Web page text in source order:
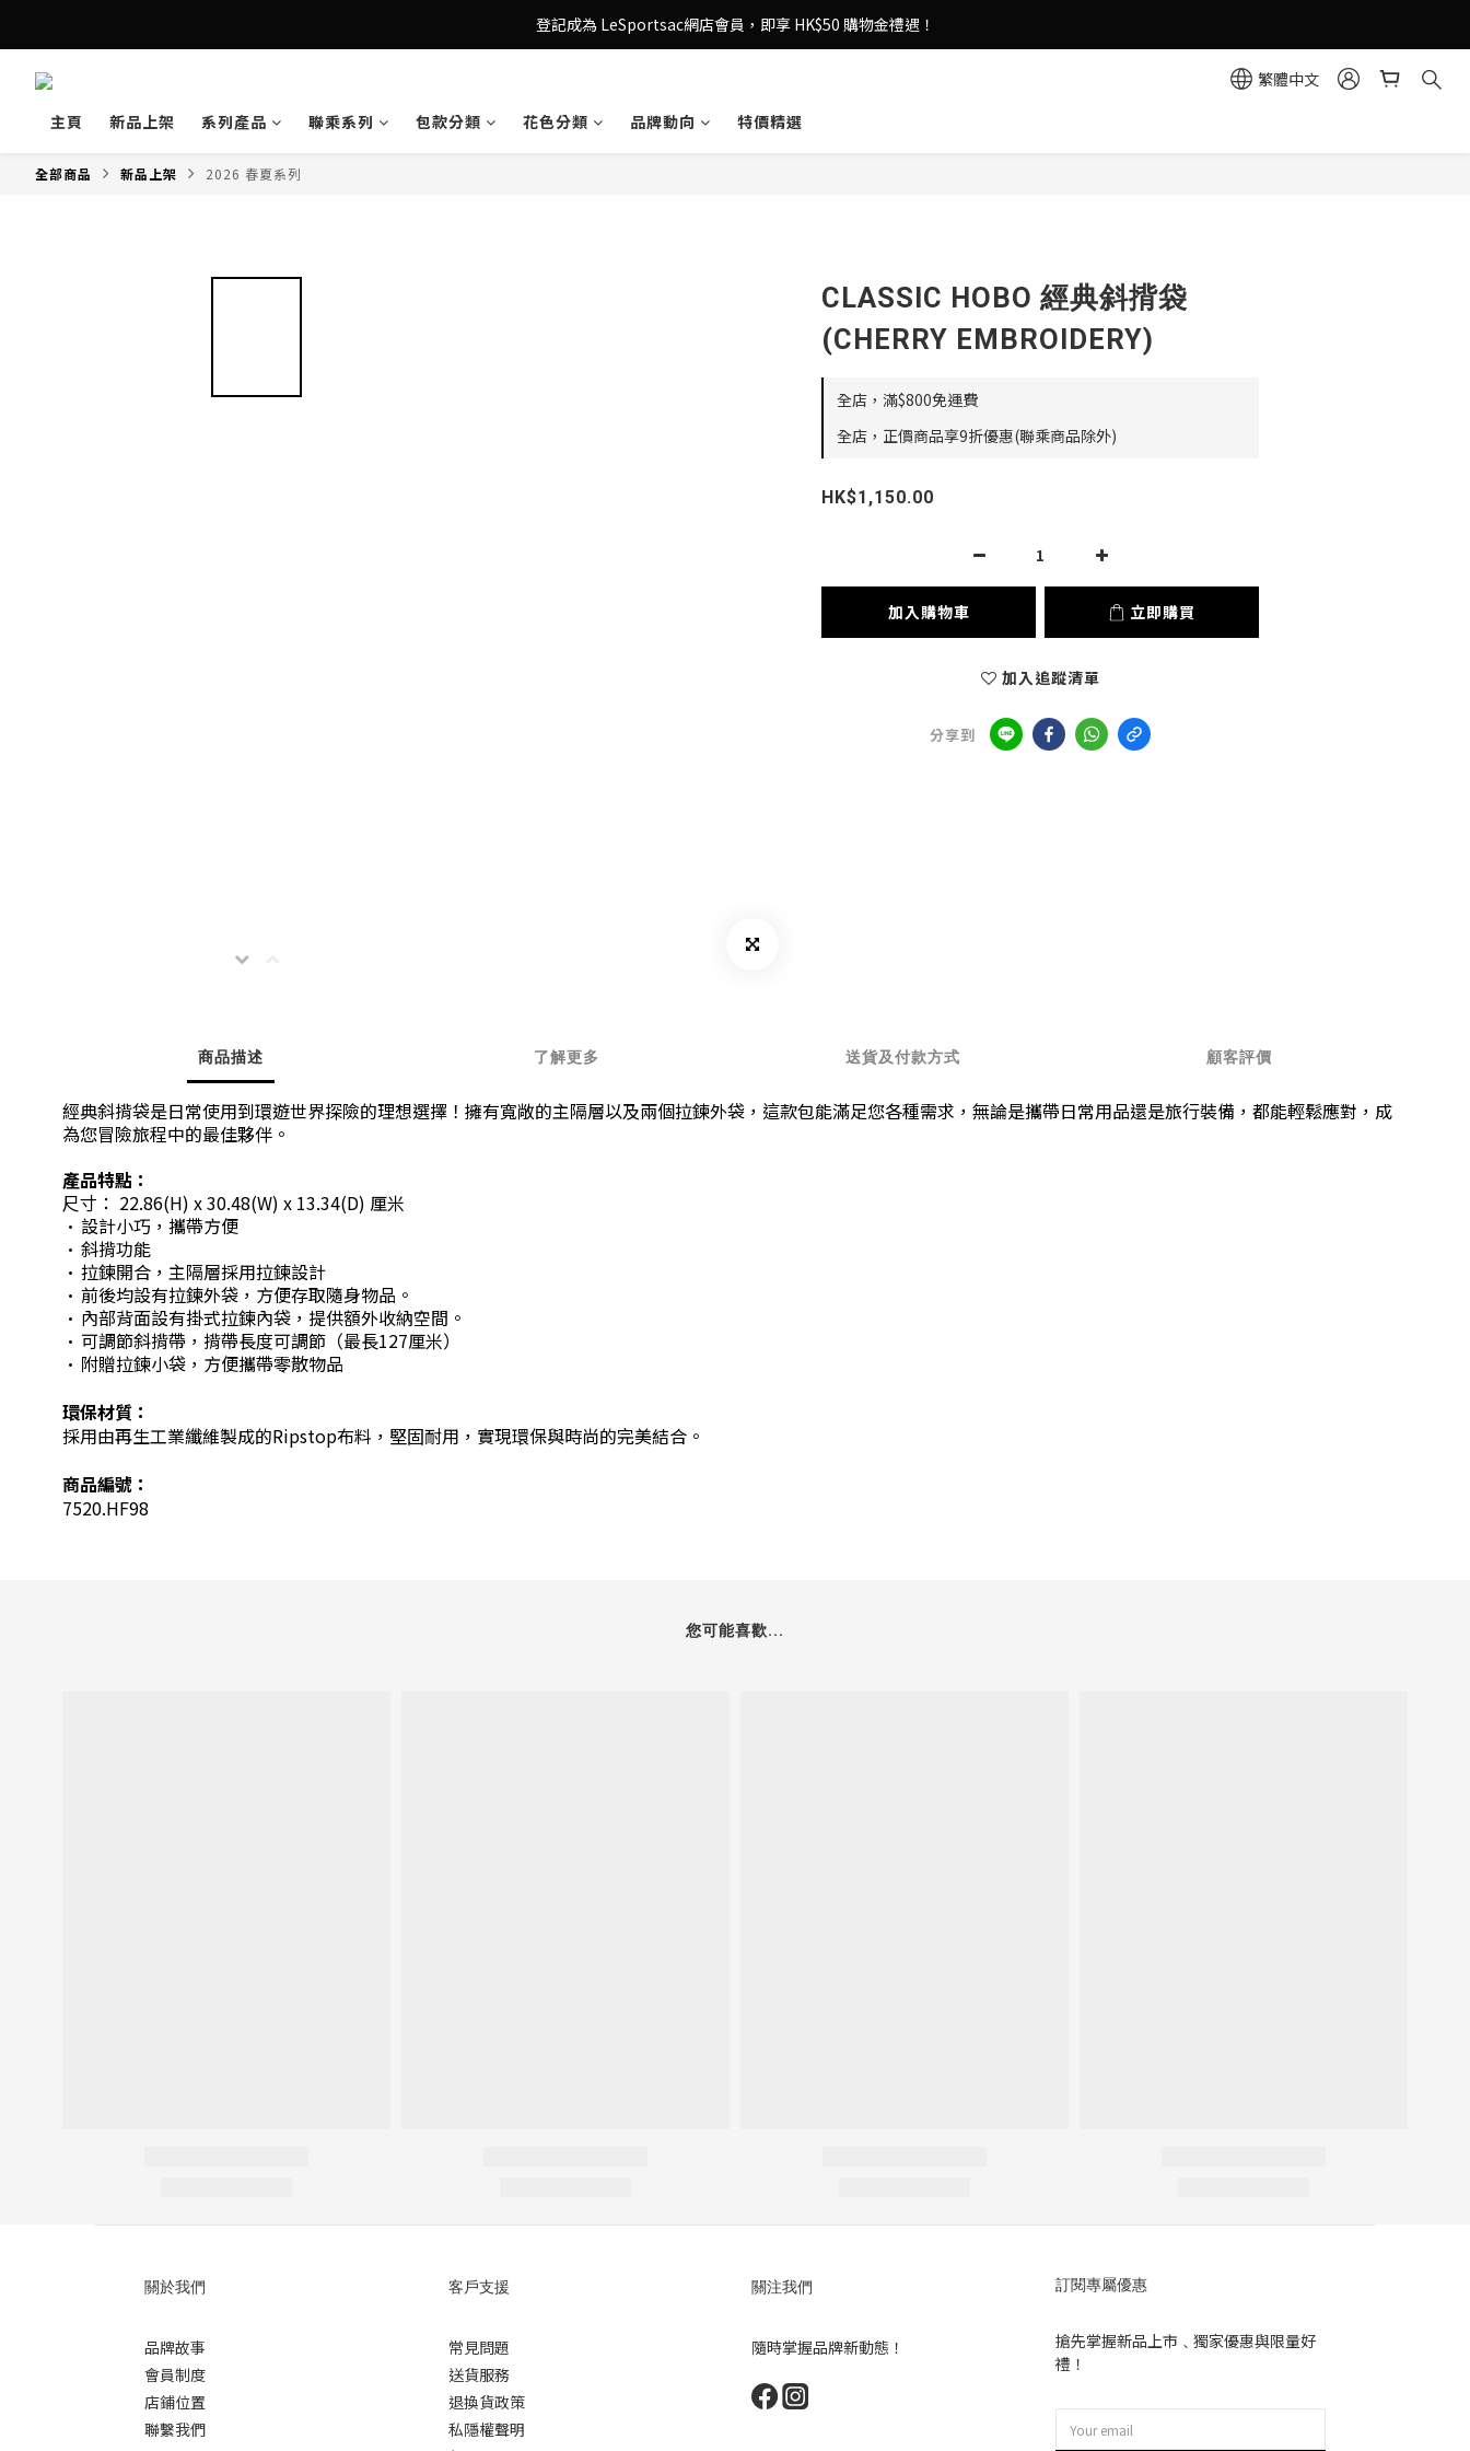
登記成為 LeSportsac網店會員，即享 HK$50 購物金禮遇！
滿 $800尊享港澳免費送貨，購物從此更輕鬆自在！
繁體中文
主頁
新品上架 系列產品 聯乘系列 包款分類 花色分類 品牌動向 特價精選
全部商品 新品上架 2026 春夏系列
CLASSIC HOBO 經典斜揹袋
(CHERRY EMBROIDERY)
全店，滿$800免運費
全店，正價商品享9折優惠(聯乘商品除外)
HK$1,150.00
加入購物車 立即購買
加入追蹤清單
分享到
商品描述 了解更多 送貨及付款方式 顧客評價
經典斜揹袋是日常使用到環遊世界探險的理想選擇！擁有寬敞的主隔層以及兩個拉鍊外袋，這款包能滿足您各種需求，無論是攜帶日常用品還是旅行裝備，都能輕鬆應對，成
為您冒險旅程中的最佳夥伴。
產品特點：
尺寸： 22.86(H) x 30.48(W) x 13.34(D) 厘米
• 設計小巧，攜帶方便
• 斜揹功能
• 拉鍊開合，主隔層採用拉鍊設計
• 前後均設有拉鍊外袋，方便存取隨身物品。
• 內部背面設有掛式拉鍊內袋，提供額外收納空間。
• 可調節斜揹帶，揹帶長度可調節（最長127厘米）
• 附贈拉鍊小袋，方便攜帶零散物品
環保材質：
採用由再生工業纖維製成的Ripstop布料，堅固耐用，實現環保與時尚的完美結合。
商品編號：
7520.HF98
您可能喜歡...
關於我們
品牌故事
會員制度
店鋪位置
聯繫我們
客戶支援
常見問題
送貨服務
退換貨政策
私隱權聲明
關注我們
隨時掌握品牌新動態！
訂閱專屬優惠
搶先掌握新品上市﹑獨家優惠與限量好
禮！